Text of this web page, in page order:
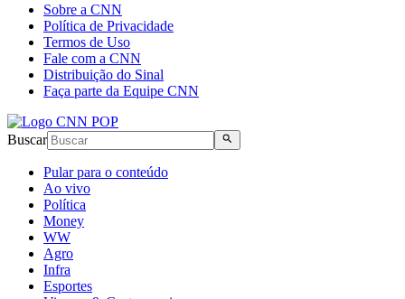
Sobre a CNN
Política de Privacidade
Termos de Uso
Fale com a CNN
Distribuição do Sinal
Faça parte da Equipe CNN
Buscar
Pular para o conteúdo
Ao vivo
Política
Money
WW
Agro
Infra
Esportes